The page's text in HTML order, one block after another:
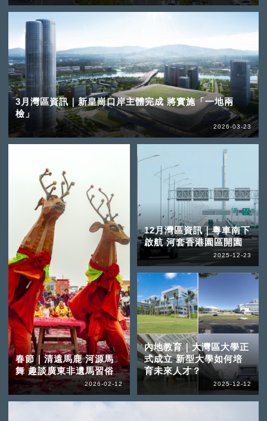
3月灣區資訊｜新皇崗口岸主體完成 將實施「一地兩
檢」
2026-03-23
春節｜清遠馬鹿 河源馬
舞 趣談廣東非遺馬習俗
2026-02-12
12月灣區資訊｜粵車南下
啟航 河套香港園區開園
2025-12-23
內地教育｜大灣區大學正
式成立 新型大學如何培
育未來人才？
2025-12-12